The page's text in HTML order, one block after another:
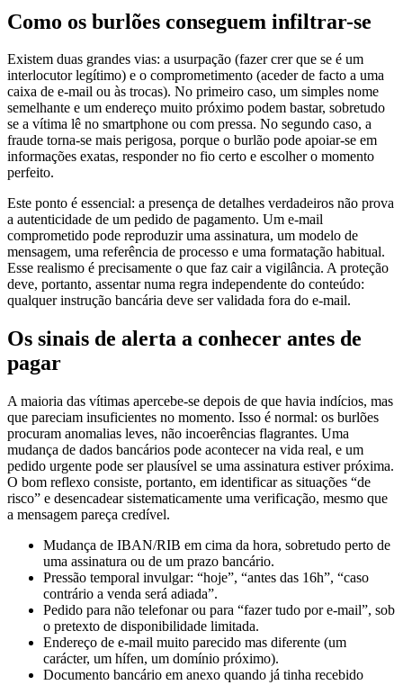
interlocutor legítimo) e o comprometimento (aceder de facto a uma
caixa de e-mail ou às trocas). No primeiro caso, um simples nome
semelhante e um endereço muito próximo podem bastar, sobretudo
se a vítima lê no smartphone ou com pressa. No segundo caso, a
fraude torna-se mais perigosa, porque o burlão pode apoiar-se em
informações exatas, responder no fio certo e escolher o momento
perfeito.
a autenticidade de um pedido de pagamento. Um e-mail
comprometido pode reproduzir uma assinatura, um modelo de
mensagem, uma referência de processo e uma formatação habitual.
Esse realismo é precisamente o que faz cair a vigilância. A proteção
deve, portanto, assentar numa regra independente do conteúdo:
qualquer instrução bancária deve ser validada fora do e-mail.
pagar
que pareciam insuficientes no momento. Isso é normal: os burlões
procuram anomalias leves, não incoerências flagrantes. Uma
mudança de dados bancários pode acontecer na vida real, e um
pedido urgente pode ser plausível se uma assinatura estiver próxima.
O bom reflexo consiste, portanto, em identificar as situações “de
risco” e desencadear sistematicamente uma verificação, mesmo que
a mensagem pareça credível.
uma assinatura ou de um prazo bancário.
Pressão temporal invulgar: “hoje”, “antes das 16h”, “caso
contrário a venda será adiada”.
Pedido para não telefonar ou para “fazer tudo por e-mail”, sob
o pretexto de disponibilidade limitada.
Endereço de e-mail muito parecido mas diferente (um
carácter, um hífen, um domínio próximo).
Documento bancário em anexo quando já tinha recebido
dados anteriormente.